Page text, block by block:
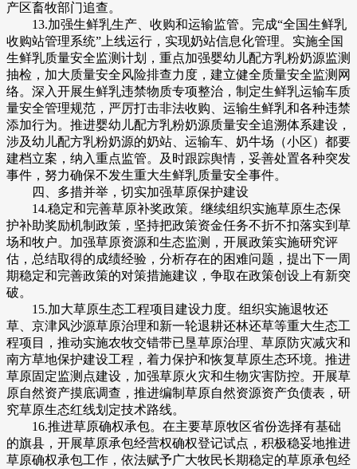
产区畜牧部门追查。
13.加强生鲜乳生产、收购和运输监管。完成“全国生鲜乳
收购站管理系统”上线运行，实现奶站信息化管理。实施全国
生鲜乳质量安全监测计划，重点加强婴幼儿配方乳粉奶源监测
抽检，加大质量安全风险排查力度，建立健全质量安全监测网
络。深入开展生鲜乳违禁物质专项整治，制定生鲜乳运输车质
量安全管理规范，严厉打击非法收购、运输生鲜乳和各种违禁
添加行为。推进婴幼儿配方乳粉奶源质量安全追溯体系建设，
涉及幼儿配方乳粉奶源的奶站、运输车、奶牛场（小区）都要
建档立案，纳入重点监管。及时跟踪舆情，妥善处置各种突发
事件，努力确保不发生重大生鲜乳质量安全事件。
四、多措并举，切实加强草原保护建设
14.稳定和完善草原补奖政策。继续组织实施草原生态保
护补助奖励机制政策，坚持把政策资金任务不折不扣落实到草
场和牧户。加强草原资源和生态监测，开展政策实施研究评
估，总结取得的成绩经验，分析存在的困难问题，提出下一周
期稳定和完善政策的对策措施建议，争取在政策创设上有新突
破。
15.加大草原生态工程项目建设力度。组织实施退牧还
草、京津风沙源草原治理和新一轮退耕还林还草等重大生态工
程项目，推动实施农牧交错带已垦草原治理、草原防灾减灾和
南方草地保护建设工程，着力保护和恢复草原生态环境。推进
草原固定监测点建设，加强草原火灾和生物灾害防控。开展草
原自然资产摸底调查，推进编制草原自然资源资产负债表，研
究草原生态红线划定技术路线。
16.推进草原确权承包。在主要草原牧区省份选择有基础
的旗县，开展草原承包经营权确权登记试点，积极稳妥地推进
草原确权承包工作，依法赋予广大牧民长期稳定的草原承包经